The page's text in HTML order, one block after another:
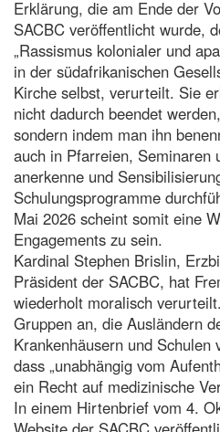
Erklärung, die am Ende der
SACBC veröffentlicht wurde,
„Rassismus kolonialer und
in der südafrikanischen
Kirche selbst, verurteilt. Sie
nicht dadurch beendet
sondern indem man ihn
auch in Pfarreien, Seminaren
anerkenne und
Schulungsprogramme
Mai 2026 scheint somit eine
Engagements zu sein.
Kardinal Stephen Brislin,
Präsident der SACBC, hat
wiederholt moralisch
Gruppen an, die Ausländern
Krankenhäusern und
dass „unabhängig vom
ein Recht auf medizinische
In einem Hirtenbrief vom 4.